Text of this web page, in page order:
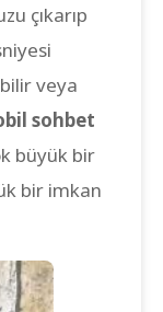
çıkarıp
veya
sohbet
büyük bir
bir imkan